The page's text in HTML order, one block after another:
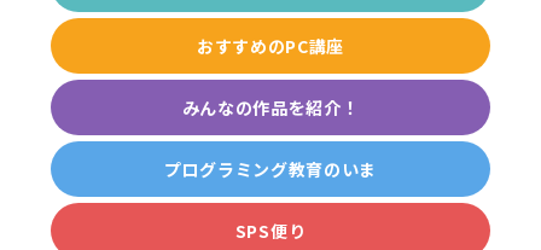
おすすめのPC講座
みんなの作品を紹介！
プログラミング教育のいま
SPS便り